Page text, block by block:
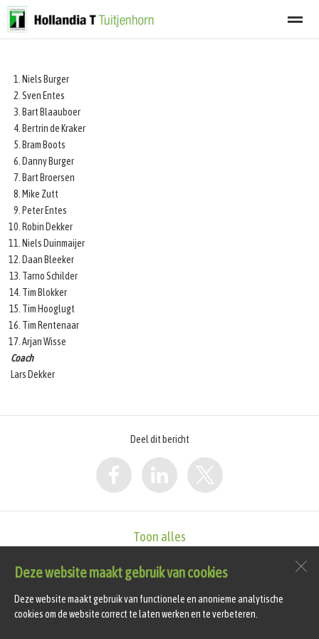
Home
Deze website maakt gebruik van cookies
Deze website maakt gebruik van functionele en anonieme analytische
cookies om de website correct te laten werken en te verbeteren.
Niels Burger
Sven Entes
Bart Blaauboer
Bertrin de Kraker
Bram Boots
Danny Burger
Bart Broersen
Mike Zutt
Peter Entes
Robin Dekker
Niels Duinmaijer
Daan Bleeker
Tarno Schilder
Tim Blokker
Tim Hooglugt
Tim Rentenaar
Arjan Wisse
Coach
Lars Dekker
Deel dit bericht
Toon alles
Sportlaan 4
1747 GS
Tuitjenhorn